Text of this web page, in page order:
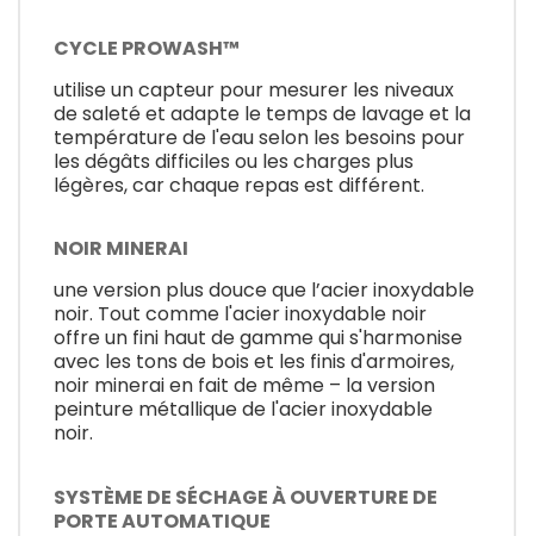
CYCLE PROWASH™
utilise un capteur pour mesurer les niveaux
de saleté et adapte le temps de lavage et la
température de l'eau selon les besoins pour
les dégâts difficiles ou les charges plus
légères, car chaque repas est différent.
NOIR MINERAI
une version plus douce que l’acier inoxydable
noir. Tout comme l'acier inoxydable noir
offre un fini haut de gamme qui s'harmonise
avec les tons de bois et les finis d'armoires,
noir minerai en fait de même – la version
peinture métallique de l'acier inoxydable
noir.
SYSTÈME DE SÉCHAGE À OUVERTURE DE
PORTE AUTOMATIQUE